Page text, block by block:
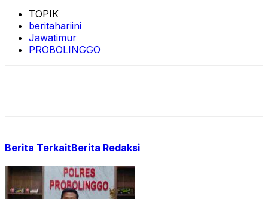
TOPIK
beritahariini
Jawatimur
PROBOLINGGO
Berita TerkaitBerita Redaksi